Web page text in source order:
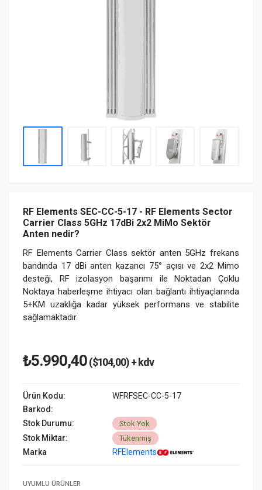
RF Elements SEC-CC-5-17 - RF Elements Sector
Carrier Class 5GHz 17dBi 2x2 MiMo Sektör
Anten nedir?
RF Elements Carrier Class sektör anten 5GHz frekans
bandında 17 dBi anten kazancı 75° açısı ve 2x2 Mimo
desteği, RF izolasyon başarımı ile Noktadan Çoklu
Noktaya haberleşme ihtiyacı olan bağlantı ihtiyaçlarında
5+KM uzaklığa kadar yüksek performans ve stabilite
sağlamaktadır.
₺5.990,40($104,00) + kdv
Ürün Kodu:
WFRFSEC-CC-5-17
Barkod:
Stok Durumu:
Stok Yok
Stok Miktar: Tükenmiş
Marka RFElements
UYUMLU ÜRÜNLER